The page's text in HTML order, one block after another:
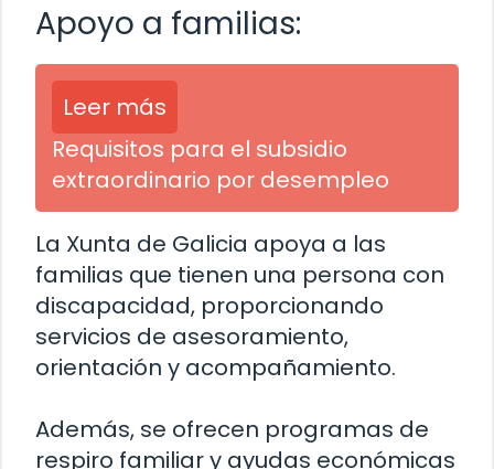
Apoyo a familias:
Leer más
Requisitos para el subsidio
extraordinario por desempleo
La Xunta de Galicia apoya a las
familias que tienen una persona con
discapacidad, proporcionando
servicios de asesoramiento,
orientación y acompañamiento.
Además, se ofrecen programas de
respiro familiar y ayudas económicas